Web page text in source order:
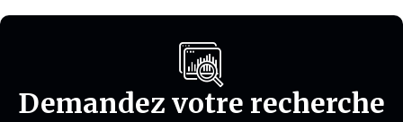
Demandez votre recherche